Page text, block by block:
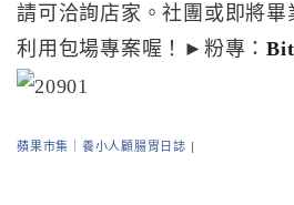
請可洽詢店家。社團或即將畢
利用包場專案喔！►粉專：
蘋果市集｜養小人顧腸胃日誌 |